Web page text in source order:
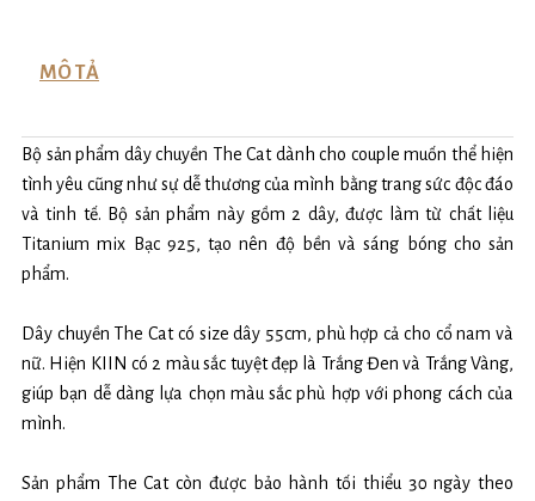
MÔ TẢ
Bộ sản phẩm dây chuyền The Cat dành cho couple muốn thể hiện
tình yêu cũng như sự dễ thương của mình bằng trang sức độc đáo
và tinh tế. Bộ sản phẩm này gồm 2 dây, được làm từ chất liệu
Titanium mix Bạc 925, tạo nên độ bền và sáng bóng cho sản
phẩm.
Dây chuyền The Cat có size dây 55cm, phù hợp cả cho cổ nam và
nữ. Hiện KIIN có 2 màu sắc tuyệt đẹp là Trắng Đen và Trắng Vàng,
giúp bạn dễ dàng lựa chọn màu sắc phù hợp với phong cách của
mình.
Sản phẩm The Cat còn được bảo hành tối thiểu 30 ngày theo